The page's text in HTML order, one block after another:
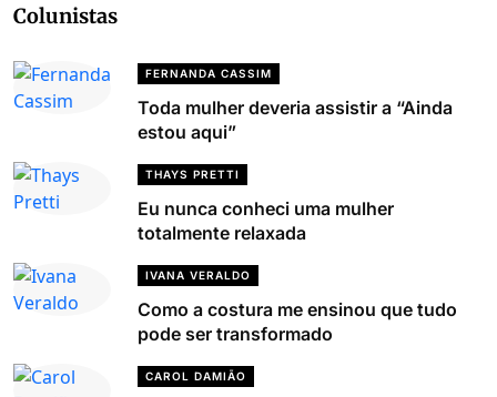
Colunistas
FERNANDA CASSIM
Toda mulher deveria assistir a “Ainda
estou aqui”
THAYS PRETTI
Eu nunca conheci uma mulher
totalmente relaxada
IVANA VERALDO
Como a costura me ensinou que tudo
pode ser transformado
CAROL DAMIÃO